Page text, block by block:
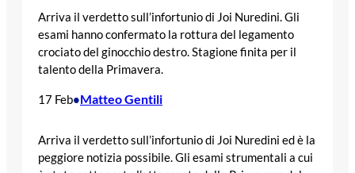
Arriva il verdetto sull’infortunio di Joi Nuredini. Gli
esami hanno confermato la rottura del legamento
crociato del ginocchio destro. Stagione finita per il
talento della Primavera.
17 Feb•Matteo Gentili
Arriva il verdetto sull’infortunio di Joi Nuredini ed è la
peggiore notizia possibile. Gli esami strumentali a cui